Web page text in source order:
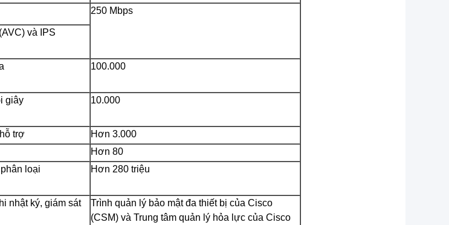
250 Mbps
và IPS
100.000
giây 10.000
trợ
Hơn 3.000
Hơn 80
loại
Hơn 280 triệu
nhật ký, giám sát
Trình quản lý bảo mật đa thiết bị của Cisco
(CSM) và Trung tâm quản lý hỏa lực của Cisco